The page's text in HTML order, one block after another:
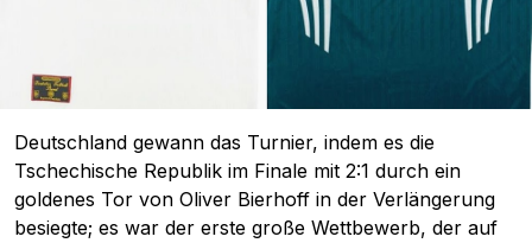
Deutschland gewann das Turnier, indem es die
Tschechische Republik im Finale mit 2:1 durch ein
goldenes Tor von Oliver Bierhoff in der Verlängerung
besiegte; es war der erste große Wettbewerb, der auf